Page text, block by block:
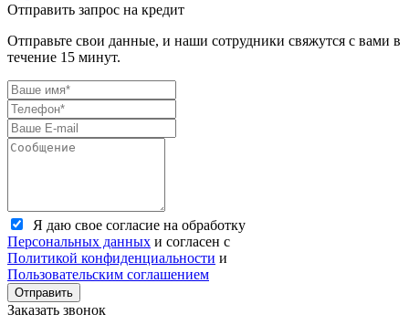
Отправить запрос на кредит
Отправьте свои данные, и наши сотрудники свяжутся с вами в
течение 15 минут.
Я даю свое согласие на обработку
Персональных данных и согласен с
Политикой конфиденциальности и
Пользовательским соглашением
Отправить
Заказать звонок